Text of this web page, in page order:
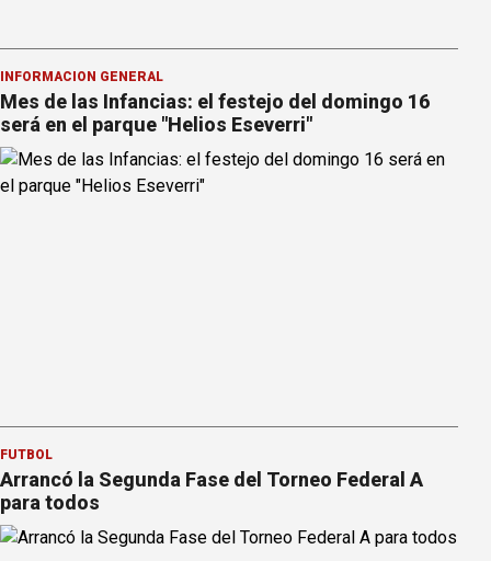
INFORMACION GENERAL
Mes de las Infancias: el festejo del domingo 16
será en el parque "Helios Eseverri"
FÚTBOL
Arrancó la Segunda Fase del Torneo Federal A
para todos